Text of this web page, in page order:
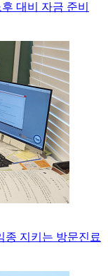
대비 자금 준비
종 지키는 방문진료